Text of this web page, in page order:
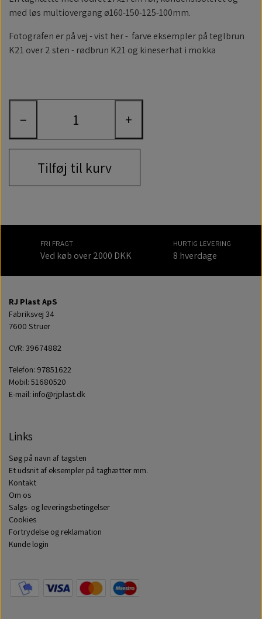
med løs multiovergang ø160-150-125-100mm.
Fotografen er på vej - vist her - farve eksempler på teglbrun
K21 over 2 sten - rødbrun K21 og kineserhat i mokka
− +
Tilføj til kurv
FRI FRAGT
Ved køb over 2000 DKK
HURTIG LEVERING
8 hverdage
RJ Plast ApS
Fabriksvej 34
7600 Struer
CVR: 39674882
Telefon: 97851622
Mobil: 51680520
E-mail: info@rjplast.dk
Links
Søg på navn af tagsten
Et udsnit af eksempler på taghætter mm.
Kontakt
Om os
Salgs- og leveringsbetingelser
Cookies
Fortrydelse og reklamation
Kunde login